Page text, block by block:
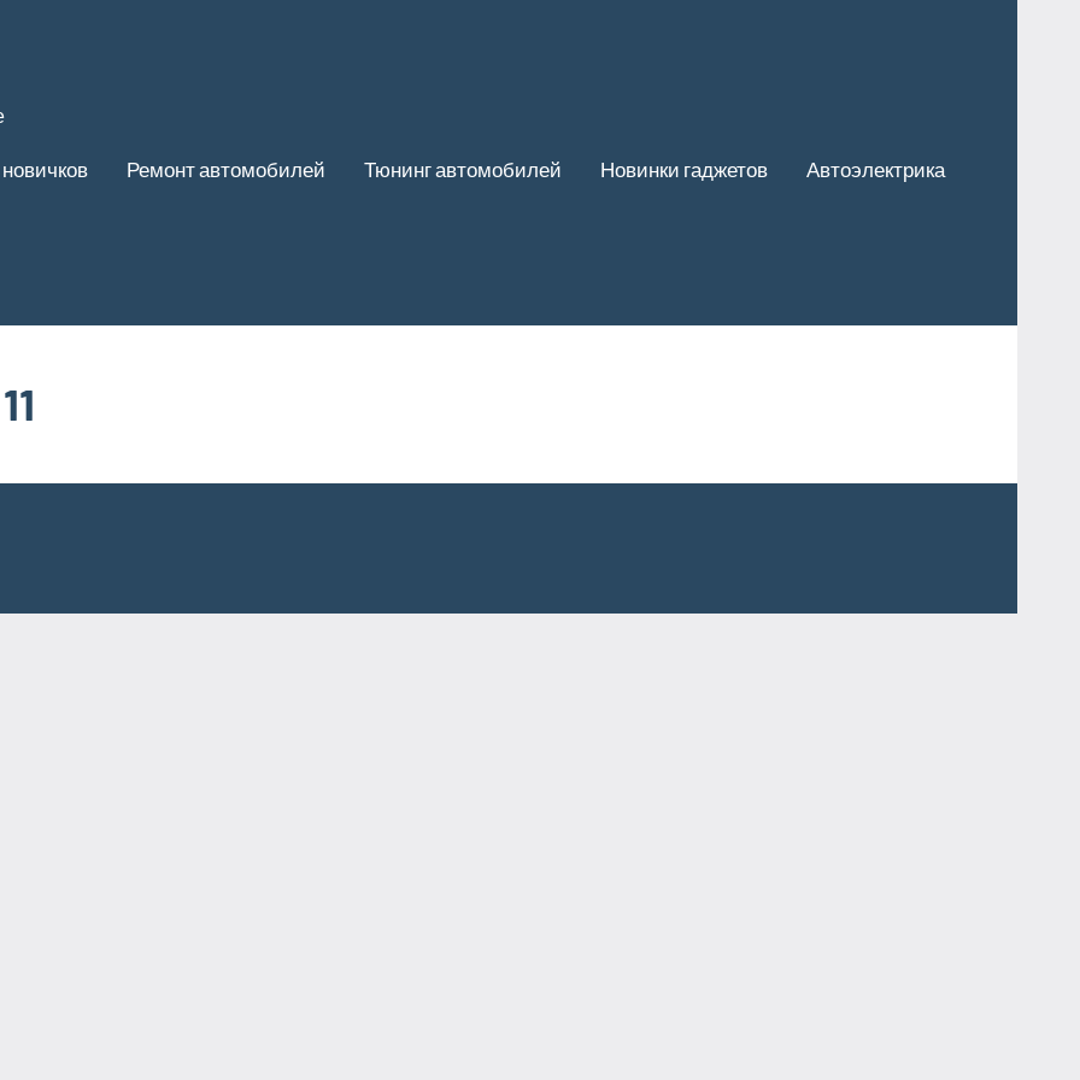
Ремонт автомобилей Тюнинг автомобилей Новинки гаджетов Автоэлектрика